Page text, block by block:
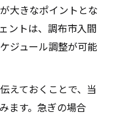
大きなポイントとな
ントは、調布市入間
ジュール調整が可能
えておくことで、当
ます。急ぎの場合